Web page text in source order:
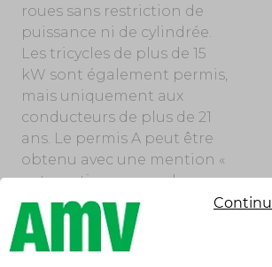
roues sans restriction de
puissance ni de cylindrée.
Les tricycles de plus de 15
kW sont également permis,
mais uniquement aux
conducteurs de plus de 21
ans. Le permis A peut être
obtenu avec une mention «
automatique » pour les
conducteurs qui souhaitent
se limiter aux maxiscooters,
excluant les motos à boîte